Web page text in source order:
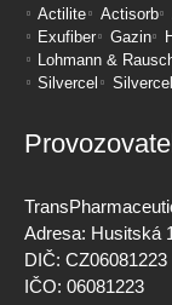
Actilite Actisorb
Exufiber
Gazin
Lohmann &
Silvercel
Silvercel
Adresa: Husitská
DIČ: CZ06081223
IČO: 06081223